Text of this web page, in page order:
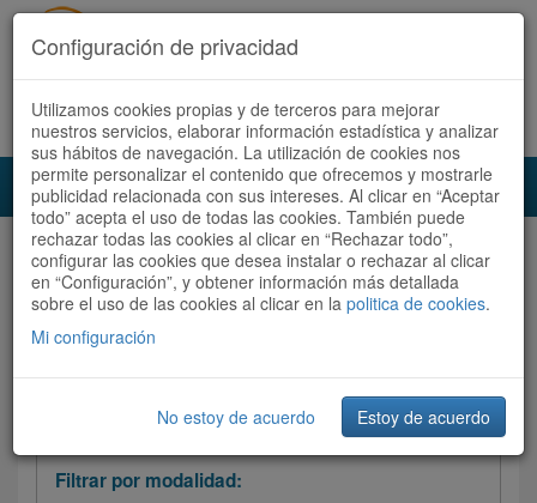
Acceder Registrate ahora Español | Català
Audioruta Todas las rutas
Todas las rutas
Ordenar por: Más recientes /
Filtrar las rutas
Filtrar por modalidad:
Configuración de privacidad
Utilizamos cookies propias y de terceros para mejorar
nuestros servicios, elaborar información estadística y analizar
sus hábitos de navegación. La utilización de cookies nos
permite personalizar el contenido que ofrecemos y mostrarle
publicidad relacionada con sus intereses. Al clicar en “Aceptar
todo” acepta el uso de todas las cookies. También puede
rechazar todas las cookies al clicar en “Rechazar todo”,
configurar las cookies que desea instalar o rechazar al clicar
en “Configuración”, y obtener información más detallada
sobre el uso de las cookies al clicar en la politica de cookies.
Mi configuración
No estoy de acuerdo Estoy de acuerdo